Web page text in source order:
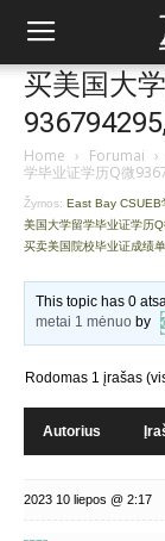
买美国大
Home › Forumai ›
学毕业证学历Q微
Žymos: East Bay CSUEB
美国大学留学毕业证学历
买卖美国院校毕业证成绩
This topic has 0
metai 1 mėnuo by
Rodomas 1 įrašas
Autorius
2023 10 liepos @ 2:17